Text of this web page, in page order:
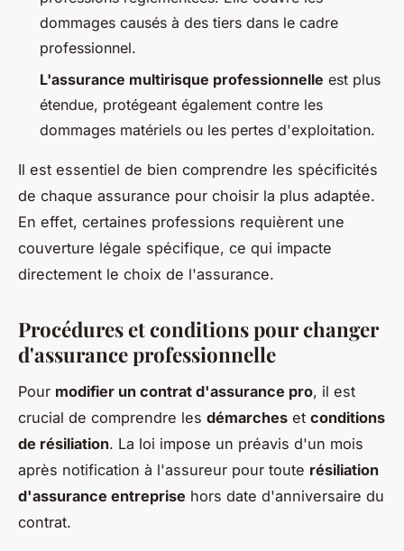
dommages causés à des tiers dans le cadre
professionnel.
L'assurance multirisque professionnelle est plus
étendue, protégeant également contre les
dommages matériels ou les pertes d'exploitation.
Il est essentiel de bien comprendre les spécificités
de chaque assurance pour choisir la plus adaptée.
En effet, certaines professions requièrent une
couverture légale spécifique, ce qui impacte
directement le choix de l'assurance.
Procédures et conditions pour changer
d'assurance professionnelle
Pour modifier un contrat d'assurance pro, il est
crucial de comprendre les démarches et conditions
de résiliation. La loi impose un préavis d'un mois
après notification à l'assureur pour toute résiliation
d'assurance entreprise hors date d'anniversaire du
contrat.